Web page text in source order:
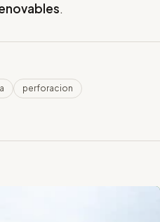
.
perforacion